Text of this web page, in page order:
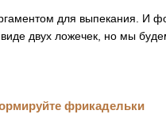
для выпекания. И
двух ложечек, но мы